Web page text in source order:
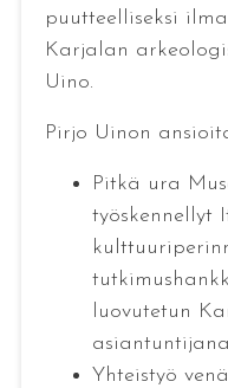
puutteelliseksi
Karjalan
Uino.
Pirjo Uinon
Pitkä ura
työskennellyt
luovutetun
Yhteistyö